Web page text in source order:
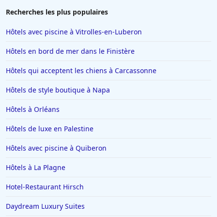
Hôtels à Tain-lʼHermitage
Hôtels à Saint-Affrique
Hôtels au Québec
Hôtels à Carcassonne
Hôtels à Bouc-Bel-Air
Hôtels à Mortagne-au-Perche
Hôtels en Alsace
Recherches les plus populaires
Hôtels avec piscine à Vitrolles-en-Luberon
Hôtels en bord de mer dans le Finistère
Hôtels qui acceptent les chiens à Carcassonne
Hôtels de style boutique à Napa
Hôtels à Orléans
Hôtels de luxe en Palestine
Hôtels avec piscine à Quiberon
Hôtels à La Plagne
Hotel-Restaurant Hirsch
Daydream Luxury Suites